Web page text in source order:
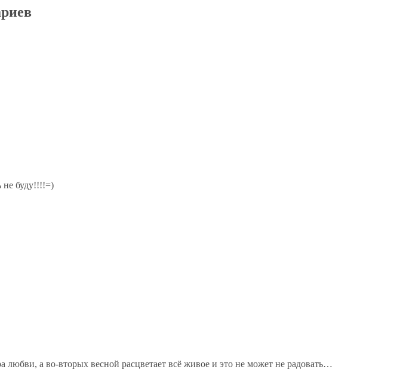
не буду!!!!=)
а во-вторых весной расцветает всё живое и это не может не радовать…